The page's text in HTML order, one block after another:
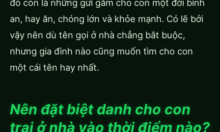
đó còn là những gửi gắm cho con một đời bình
an, hay ăn, chóng lớn và khỏe mạnh. Có lẽ bởi
vậy nên dù tên gọi ở nhà chẳng bắt buộc,
nhưng gia đình nào cũng muốn tìm cho con
một cái tên hay nhất.
Nên đặt biệt danh cho con
trai ở nhà vào thời điểm nào?